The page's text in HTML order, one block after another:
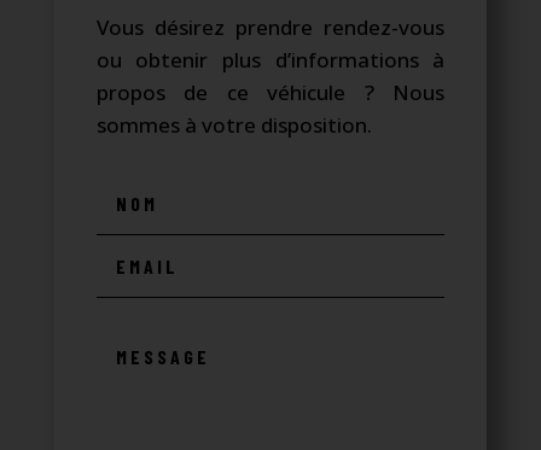
Vous désirez prendre rendez-vous
ou obtenir plus d’informations à
propos de ce véhicule ? Nous
sommes à votre disposition.